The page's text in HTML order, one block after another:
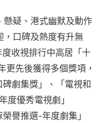
懸疑、港式幽默及動作
，口碑及熱度有升無
收視排行中高居「十
先後獲得多個獎項，
劇集獎」、「電視和
度優秀電視劇」
譽推選-年度劇集」